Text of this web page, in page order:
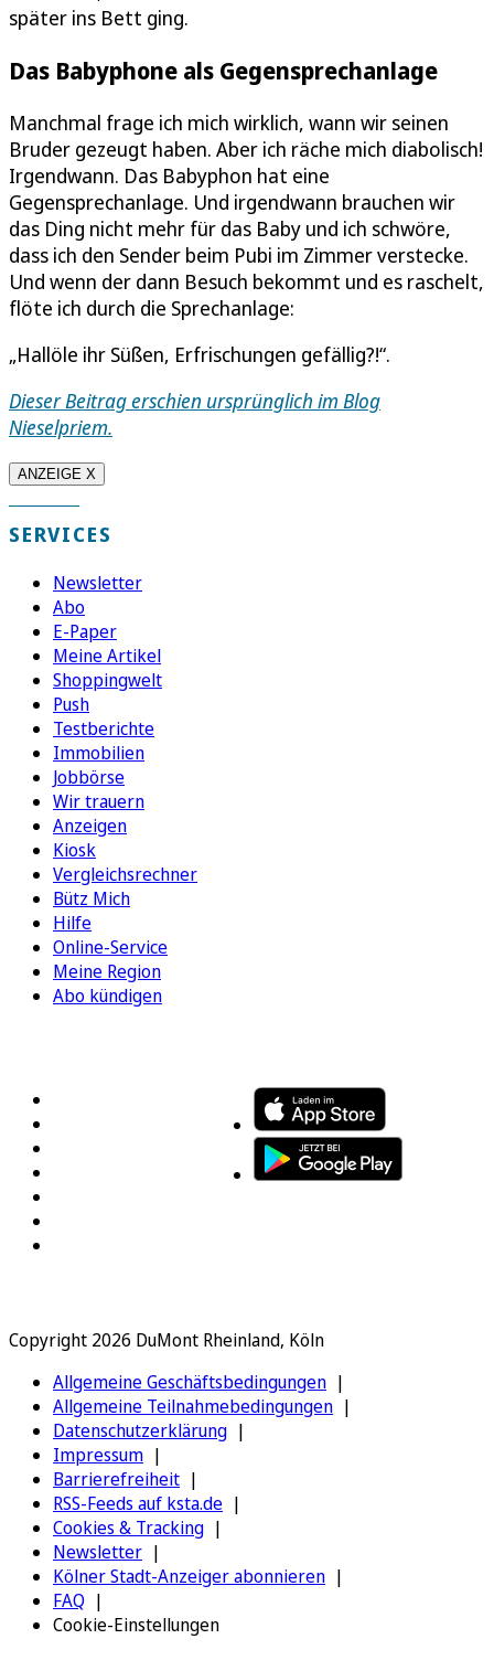
später ins Bett ging.
Das Babyphone als Gegensprechanlage
Manchmal frage ich mich wirklich, wann wir seinen
Bruder gezeugt haben. Aber ich räche mich diabolisch!
Irgendwann. Das Babyphon hat eine
Gegensprechanlage. Und irgendwann brauchen wir
das Ding nicht mehr für das Baby und ich schwöre,
dass ich den Sender beim Pubi im Zimmer verstecke.
Und wenn der dann Besuch bekommt und es raschelt,
flöte ich durch die Sprechanlage:
„Hallöle ihr Süßen, Erfrischungen gefällig?!“.
Dieser Beitrag erschien ursprünglich im Blog
Nieselpriem.
ANZEIGE X
SERVICES
Newsletter
Abo
E-Paper
Meine Artikel
Shoppingwelt
Push
Testberichte
Immobilien
Jobbörse
Wir trauern
Anzeigen
Kiosk
Vergleichsrechner
Bütz Mich
Hilfe
Online-Service
Meine Region
Abo kündigen
Copyright 2026 DuMont Rheinland, Köln
Allgemeine Geschäftsbedingungen
Allgemeine Teilnahmebedingungen
Datenschutzerklärung
Impressum
Barrierefreiheit
RSS-Feeds auf ksta.de
Cookies & Tracking
Newsletter
Kölner Stadt-Anzeiger abonnieren
FAQ
Cookie-Einstellungen